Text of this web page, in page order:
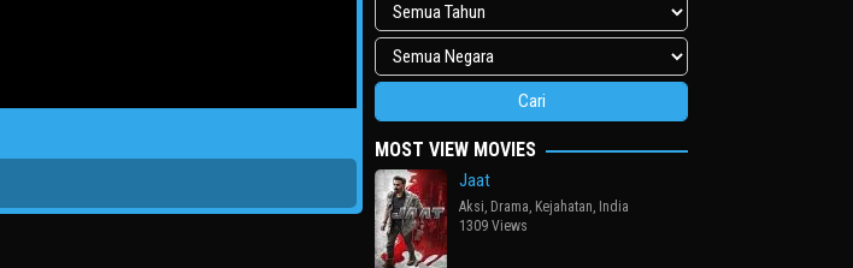
MOST VIEW MOVIES
Jaat
Aksi, Drama, Kejahatan, India
1309 Views